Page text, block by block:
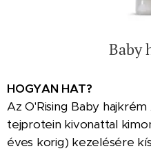
Baby
HOGYAN HAT?
Az O'Rising Baby
tejprotein kivonattal
éves korig) kezelésére